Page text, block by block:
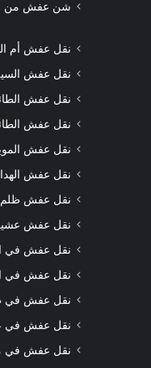
شن عفش من
نقل عفش أم
نقل عفش
نقل عفش
نقل عفش الطائف
نقل عفش
نقل عفش الهدا
نقل عفش ظلم
نقل عفش
نقل عفش في
نقل عفش في
نقل عفش في
نقل عفش في
نقل عفش في